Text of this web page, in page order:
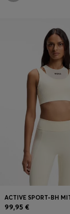
99,95 €